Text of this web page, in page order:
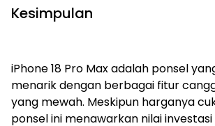
Kesimpulan
iPhone 18 Pro Max adalah ponsel
menarik dengan berbagai fitur
yang mewah. Meskipun harganya
ponsel ini menawarkan nilai